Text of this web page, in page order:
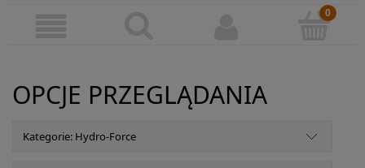
OPCJE PRZEGLĄDANIA
Kategorie: Hydro-Force